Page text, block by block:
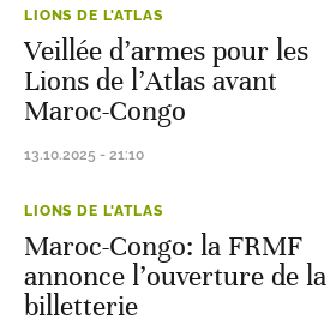
LIONS DE L'ATLAS
Veillée d’armes pour les
Lions de l’Atlas avant
Maroc-Congo
13.10.2025 - 21:10
LIONS DE L'ATLAS
Maroc-Congo: la FRMF
annonce l’ouverture de la
billetterie